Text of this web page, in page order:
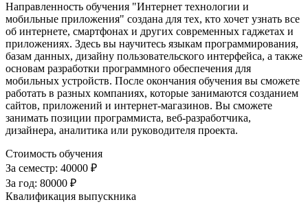
Направленность обучения "Интернет технологии и
мобильные приложения" создана для тех, кто хочет узнать все
об интернете, смартфонах и других современных гаджетах и
приложениях. Здесь вы научитесь языкам программирования,
базам данных, дизайну пользовательского интерфейса, а также
основам разработки программного обеспечения для
мобильных устройств. После окончания обучения вы сможете
работать в разных компаниях, которые занимаются созданием
сайтов, приложений и интернет-магазинов. Вы сможете
занимать позиции программиста, веб-разработчика,
дизайнера, аналитика или руководителя проекта.
Стоимость обучения
За семестр: 40000 ₽
За год: 80000 ₽
Квалификация выпускника